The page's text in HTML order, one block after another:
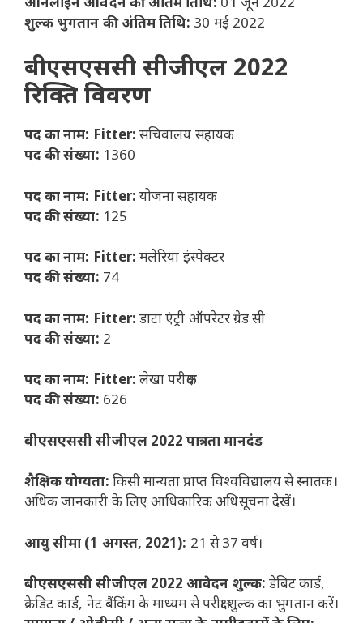
शुल्क भुगतान की अंतिम तिथि: 30 मई 2022
बीएसएससी सीजीएल 2022
रिक्ति विवरण
पद का नाम: Fitter:सचिवालय सहायक
पद की संख्या: 1360
पद का नाम: Fitter:योजना सहायक
पद की संख्या: 125
पद का नाम: Fitter:मलेरिया इंस्पेक्टर
पद की संख्या: 74
पद का नाम: Fitter:डाटा एंट्री ऑपरेटर ग्रेड सी
पद की संख्या: 2
पद का नाम: Fitter: लेखा परीक्षक
पद की संख्या: 626
बीएसएससी सीजीएल 2022 पात्रता मानदंड
शैक्षिक योग्यता: किसी मान्यता प्राप्त विश्वविद्यालय से स्नातक।
अधिक जानकारी के लिए आधिकारिक अधिसूचना देखें।
आयु सीमा (1 अगस्त, 2021): 21 से 37 वर्ष।
बीएसएससी सीजीएल 2022 आवेदन शुल्क: डेबिट कार्ड,
क्रेडिट कार्ड, नेट बैंकिंग के माध्यम से परीक्षा शुल्क का भुगतान करें।